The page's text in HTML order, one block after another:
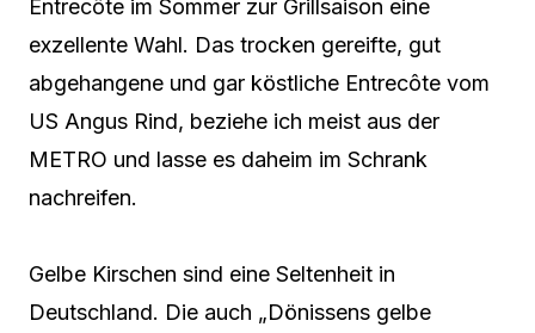
Entrecôte im Sommer zur Grillsaison eine
exzellente Wahl. Das trocken gereifte, gut
abgehangene und gar köstliche Entrecôte vom
US Angus Rind, beziehe ich meist aus der
METRO und lasse es daheim im Schrank
nachreifen.
Gelbe Kirschen sind eine Seltenheit in
Deutschland. Die auch „Dönissens gelbe